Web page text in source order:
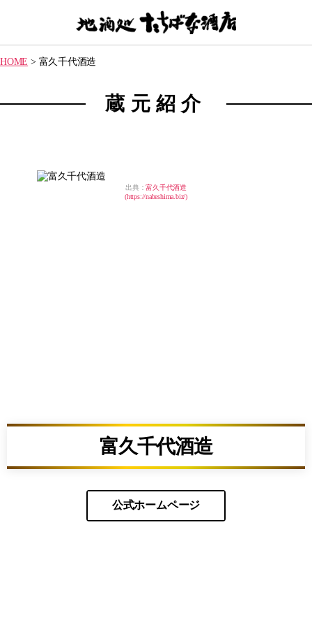
ば
な
HOME > 富久千代酒造
蔵元紹介
出典：富久千代酒造
(https://nabeshima.biz/)
富久千代酒造
公式ホームページ